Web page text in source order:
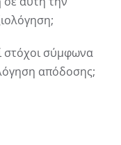
στόχοι σύμφωνα
απόδοσης;